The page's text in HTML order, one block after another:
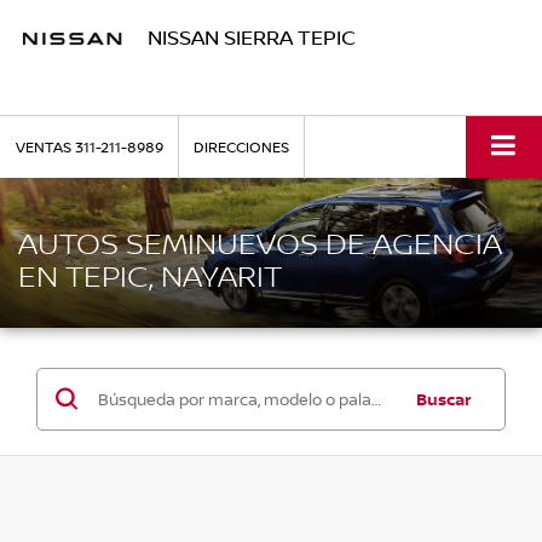
NISSAN SIERRA TEPIC
VENTAS311-211-8989 DIRECCIONES
AUTOS SEMINUEVOS DE AGENCIA
EN TEPIC, NAYARIT
Buscar